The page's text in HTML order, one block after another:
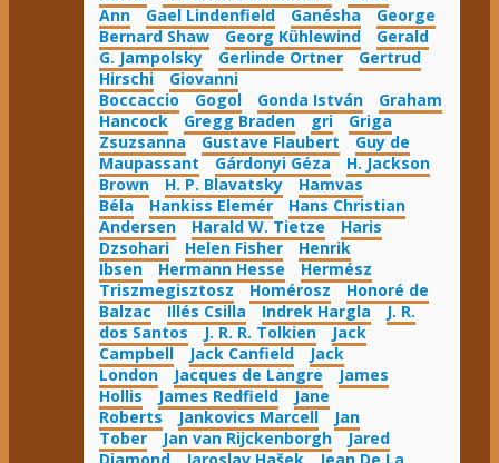
Ann
Gael Lindenfield Ganésha
George
Bernard Shaw
Georg Kühlewind
Gerald
G. Jampolsky
Gerlinde Ortner
Gertrud
Hirschi
Giovanni
Boccaccio
Gogol Gonda István
Graham
Hancock
Gregg Braden gri
Griga
Zsuzsanna
Gustave Flaubert
Guy de
Maupassant
Gárdonyi Géza
H. Jackson
Brown
H. P. Blavatsky
Hamvas
Béla
Hankiss Elemér
Hans Christian
Andersen
Harald W. Tietze
Haris
Dzsohari
Helen Fisher
Henrik
Ibsen
Hermann Hesse
Hermész
Triszmegisztosz
Homérosz
Honoré de
Balzac
Illés Csilla Indrek Hargla
J. R.
dos Santos
J. R. R. Tolkien
Jack
Campbell
Jack Canfield
Jack
London
Jacques de Langre
James
Hollis
James Redfield
Jane
Roberts
Jankovics Marcell
Jan
Tober
Jan van Rijckenborgh
Jared
Diamond
Jaroslav Hašek
Jean De La